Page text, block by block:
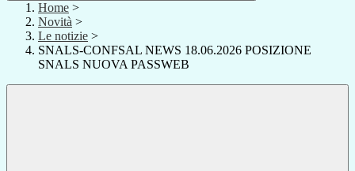
Home >
Novità >
Le notizie >
SNALS-CONFSAL NEWS 18.06.2026 POSIZIONE
SNALS NUOVA PASSWEB